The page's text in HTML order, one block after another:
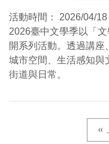
活動時間：
2026/04/
2026臺中文學季以「
開系列活動。透過講
城市空間、生活感知與
街道與日常。